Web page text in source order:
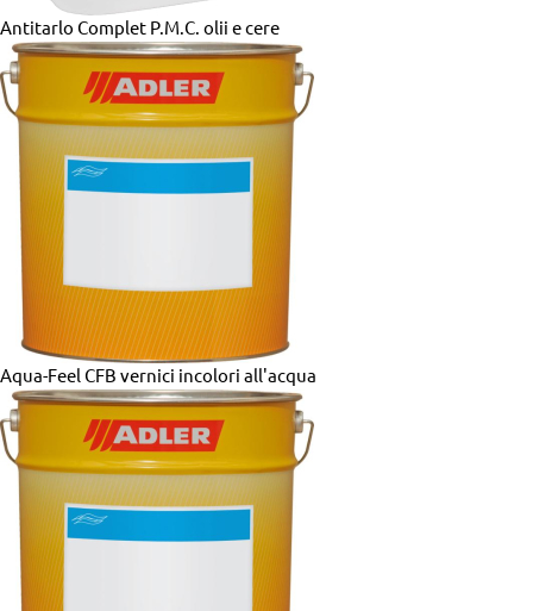
Antitarlo Complet P.M.C. olii e cere
Aqua-Feel CFB vernici incolori all'acqua